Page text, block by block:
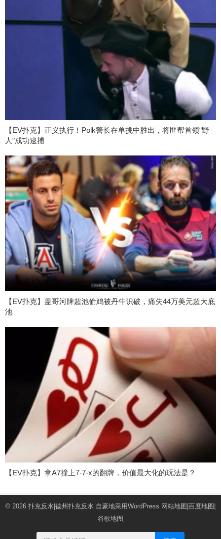
【EV扑克】正义执行！Polk警长在单挑中胜出，将匪帮首领“野
人”成功逮捕
【EV扑克】盖哥河牌超池偷鸡被丹牛识破，痛失44万美元超大底
池
【EV扑克】拿A7撞上7-7-x的翻牌，价值最大化的玩法是？
© 2026 扑克反水|德州扑克反水 自豪地采用WordPress 网站地图 百度地图
谷歌地图